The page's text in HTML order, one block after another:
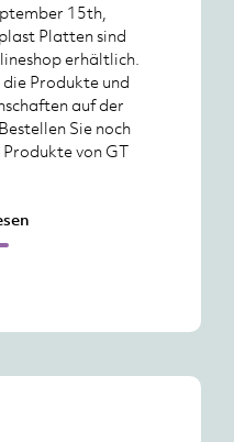
15th,
Platten sind
erhältlich.
Produkte und
auf der
Sie noch
von GT